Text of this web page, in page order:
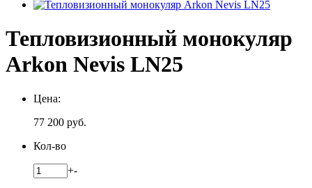
Тепловизионный монокуляр
Arkon Nevis LN25
Цена:
77 200 руб.
Кол-во
+-